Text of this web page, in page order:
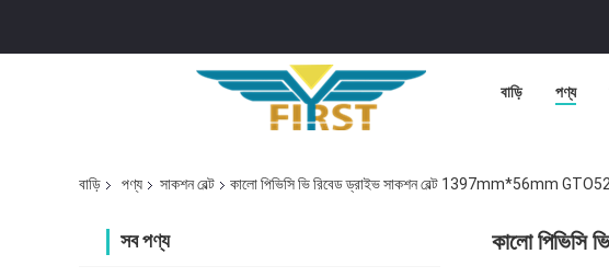
বাড়ি পণ্য
বাড়ি পণ্য সাকশন বেল্ট কালো পিভিসি ভি রিবেড ড্রাইভ সাকশন বেল্ট 1397mm*56mm GTO52
সব পণ্য কালো পিভিসি